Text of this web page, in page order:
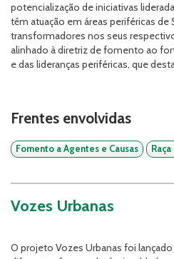
potencialização de iniciativas
têm atuação em áreas periféricas de
transformadores nos seus
alinhado à diretriz de fomento ao
e das lideranças periféricas, que
Frentes envolvidas
Fomento a Agentes e Causas
Vozes Urbanas
O projeto Vozes Urbanas foi